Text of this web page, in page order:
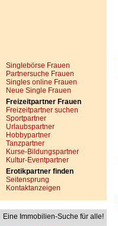
Singlebörse Frauen
Partnersuche Frauen
Singles online Frauen
Neue Single Frauen
Freizeitpartner Frauen
Freizeitpartner suchen
Sportpartner
Urlaubspartner
Hobbypartner
Tanzpartner
Kurse-Bildungspartner
Kultur-Eventpartner
Erotikpartner finden
Seitensprung
Kontaktanzeigen
Eine Immobilien-Suche für alle!